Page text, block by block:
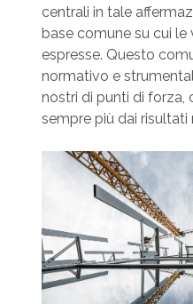
centrali in tale
base comune su cui
espresse. Questo
normativo e
nostri di punti di
sempre più dai risultati